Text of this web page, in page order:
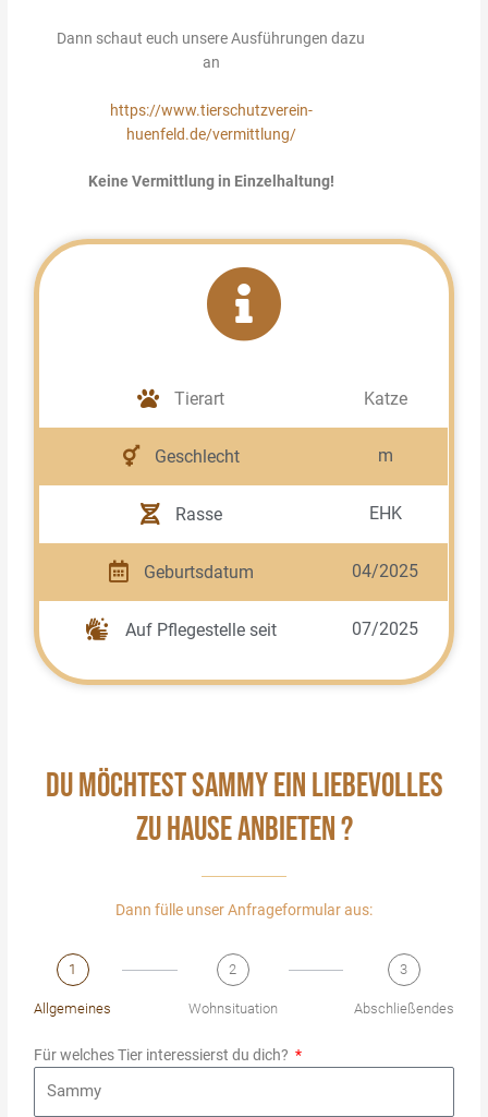
Dann schaut euch unsere Ausführungen dazu
an
https://www.tierschutzverein-
huenfeld.de/vermittlung/
Keine Vermittlung in Einzelhaltung!
Tierart Katze
Geschlecht m
Rasse EHK
Geburtsdatum 04/2025
Auf Pflegestelle seit 07/2025
DU MÖCHTEST SAMMY EIN LIEBEVOLLES
ZU HAUSE ANBIETEN ?
Dann fülle unser Anfrageformular aus:
1
Allgemeines
2
Wohnsituation
3
Abschließendes
Für welches Tier interessierst du dich?